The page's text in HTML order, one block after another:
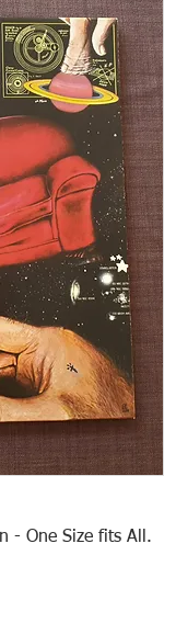
- One Size fits All.